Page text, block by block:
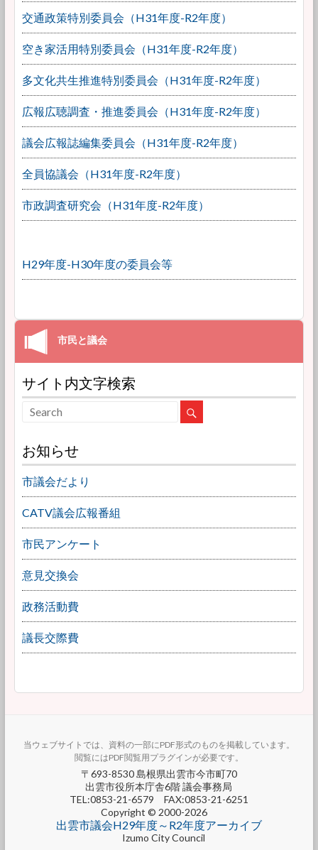
交通政策特別委員会（H31年度-R2年度）
空き家活用特別委員会（H31年度-R2年度）
多文化共生推進特別委員会（H31年度-R2年度）
広報広聴調査・推進委員会（H31年度-R2年度）
議会広報誌編集委員会（H31年度-R2年度）
全員協議会（H31年度-R2年度）
市政調査研究会（H31年度-R2年度）
H29年度-H30年度の委員会等
サイト内文字検索
お知らせ
市議会だより
CATV議会広報番組
市民アンケート
意見交換会
政務活動費
議長交際費
当ウェブサイトでは、資料の一部にPDF形式のものを掲載しています。
閲覧にはPDF閲覧用プラグインが必要です。
〒693-8530 島根県出雲市今市町70
出雲市役所本庁舎6階 議会事務局
TEL:0853-21-6579 FAX:0853-21-6251
Copyright © 2000-2026
出雲市議会H29年度～R2年度アーカイブ
Izumo City Council